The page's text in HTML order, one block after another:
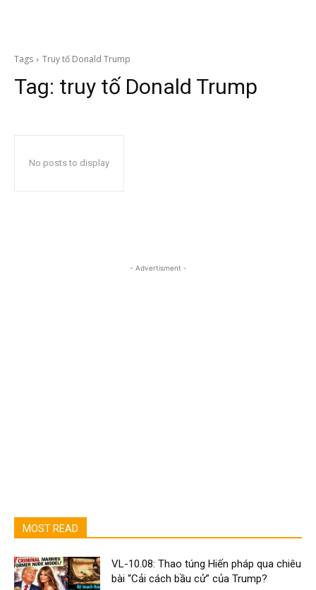
Tags Truy tố Donald Trump
Tag: truy tố Donald Trump
No posts to display
- Advertisment -
MOST READ
VL-10.08: Thao túng Hiến pháp qua chiêu
bài “Cải cách bầu cử” của Trump?